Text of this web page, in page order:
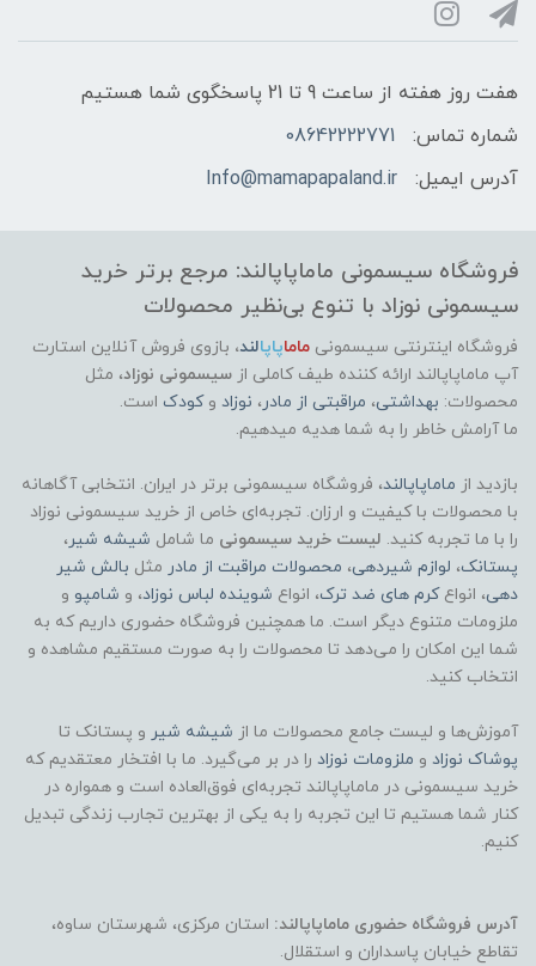
هفت روز هفته از ساعت 9 تا 21 پاسخگوی شما هستیم
شماره تماس:
08642222771
آدرس ایمیل:
Info@mamapapaland.ir
فروشگاه سیسمونی ماماپاپالند: مرجع برتر خرید
سیسمونی نوزاد با تنوع بی‌نظیر محصولات
فروشگاه اینترنتی سیسمونی ماماپاپالند، بازوی فروش آنلاین استارت
آپ ماماپاپالند ارائه کننده طیف کاملی از سیسمونی نوزاد، مثل
محصولات: بهداشتی، مراقبتی از مادر، نوزاد وکودک است.
ما آرامش خاطر را به شما هدیه میدهیم.
بازدید از ماماپاپالند، فروشگاه سیسمونی برتر در ایران. انتخابی آگاهانه
با محصولات با کیفیت و ارزان. تجربه‌ای خاص از خرید سیسمونی نوزاد
را با ما تجربه کنید. لیست خرید سیسمونی ما شامل شیشه شیر،
پستانک، لوازم شیردهی، محصولات مراقبت از مادر مثل بالش شیر
دهی، انواعکرم های ضد ترک، انواع شوینده لباس نوزاد، و شامپو و
ملزومات متنوع دیگر است. ما همچنین فروشگاه حضوری داریم که به
شما این امکان را می‌دهد تا محصولات را به صورت مستقیم مشاهده و
انتخاب کنید.
آموزش‌ها و لیست جامع محصولات ما از شیشه شیر و پستانک تا
پوشاک نوزاد و ملزومات نوزاد را در بر می‌گیرد. ما با افتخار معتقدیم که
خرید سیسمونی در ماماپاپالند تجربه‌ای فوق‌العاده است و همواره در
کنار شما هستیم تا این تجربه را به یکی از بهترین تجارب زندگی تبدیل
کنیم.
آدرس فروشگاه حضوری ماماپاپالند: استان مرکزی، شهرستان ساوه،
تقاطع خیابان پاسداران و استقلال.